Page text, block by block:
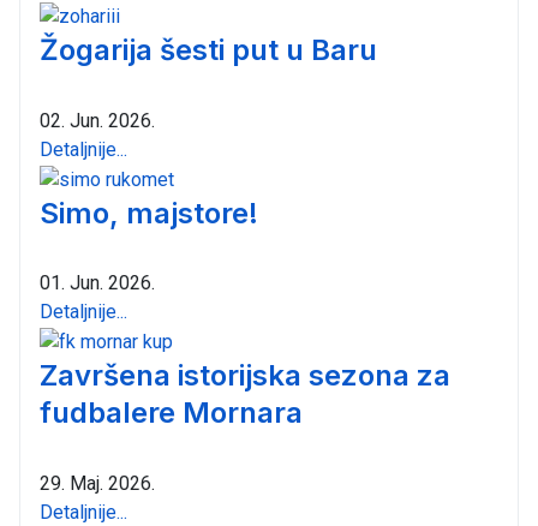
Žogarija šesti put u Baru
02. Jun. 2026.
Detaljnije...
Simo, majstore!
01. Jun. 2026.
Detaljnije...
Završena istorijska sezona za
fudbalere Mornara
29. Maj. 2026.
Detaljnije...